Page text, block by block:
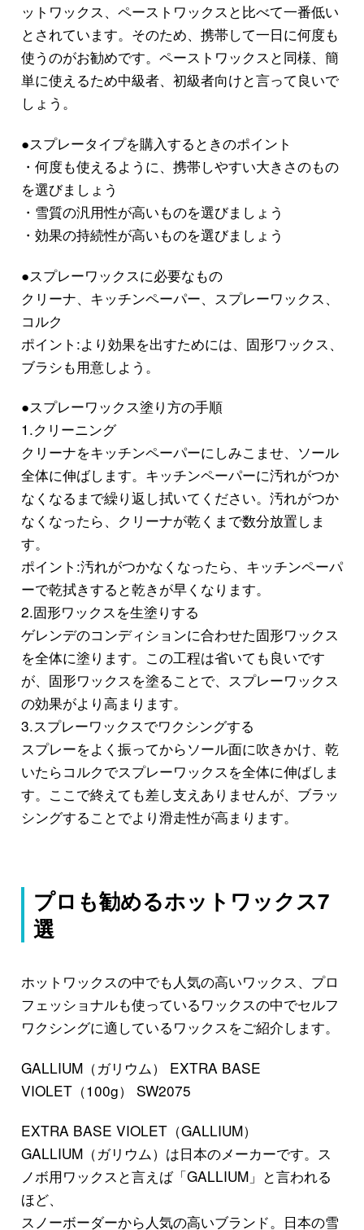
ットワックス、ペーストワックスと比べて一番低い
とされています。そのため、携帯して一日に何度も
使うのがお勧めです。ペーストワックスと同様、簡
単に使えるため中級者、初級者向けと言って良いで
しょう。
●スプレータイプを購入するときのポイント
・何度も使えるように、携帯しやすい大きさのもの
を選びましょう
・雪質の汎用性が高いものを選びましょう
・効果の持続性が高いものを選びましょう
●スプレーワックスに必要なもの
クリーナ、キッチンペーパー、スプレーワックス、
コルク
ポイント:より効果を出すためには、固形ワックス、
ブラシも用意しよう。
●スプレーワックス塗り方の手順
1.クリーニング
クリーナをキッチンペーパーにしみこませ、ソール
全体に伸ばします。キッチンペーパーに汚れがつか
なくなるまで繰り返し拭いてください。汚れがつか
なくなったら、クリーナが乾くまで数分放置しま
す。
ポイント:汚れがつかなくなったら、キッチンペーパ
ーで乾拭きすると乾きが早くなります。
2.固形ワックスを生塗りする
ゲレンデのコンディションに合わせた固形ワックス
を全体に塗ります。この工程は省いても良いです
が、固形ワックスを塗ることで、スプレーワックス
の効果がより高まります。
3.スプレーワックスでワクシングする
スプレーをよく振ってからソール面に吹きかけ、乾
いたらコルクでスプレーワックスを全体に伸ばしま
す。ここで終えても差し支えありませんが、ブラッ
シングすることでより滑走性が高まります。
プロも勧めるホットワックス7
選
ホットワックスの中でも人気の高いワックス、プロ
フェッショナルも使っているワックスの中でセルフ
ワクシングに適しているワックスをご紹介します。
GALLIUM（ガリウム） EXTRA BASE
VIOLET（100g） SW2075
EXTRA BASE VIOLET（GALLIUM）
GALLIUM（ガリウム）は日本のメーカーです。ス
ノボ用ワックスと言えば「GALLIUM」と言われる
ほど、
スノーボーダーから人気の高いブランド。日本の雪